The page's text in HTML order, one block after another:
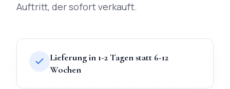
Auftritt, der sofort verkauft.
Lieferung in 1-2 Tagen statt 6-12
Wochen